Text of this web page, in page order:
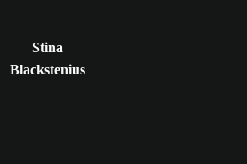
Stina
Blackstenius